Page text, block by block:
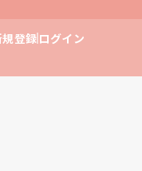
登録ログイン